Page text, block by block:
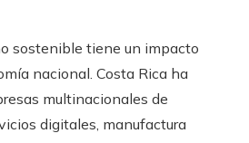
sostenible tiene un impacto
nacional. Costa Rica ha
multinacionales de
digitales, manufactura